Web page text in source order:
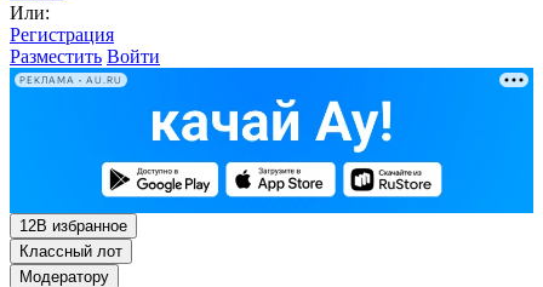
Или:
Регистрация
Разместить Войти
РЕКЛАМА • AU.RU
12В избранное
Классный лот
Модератору